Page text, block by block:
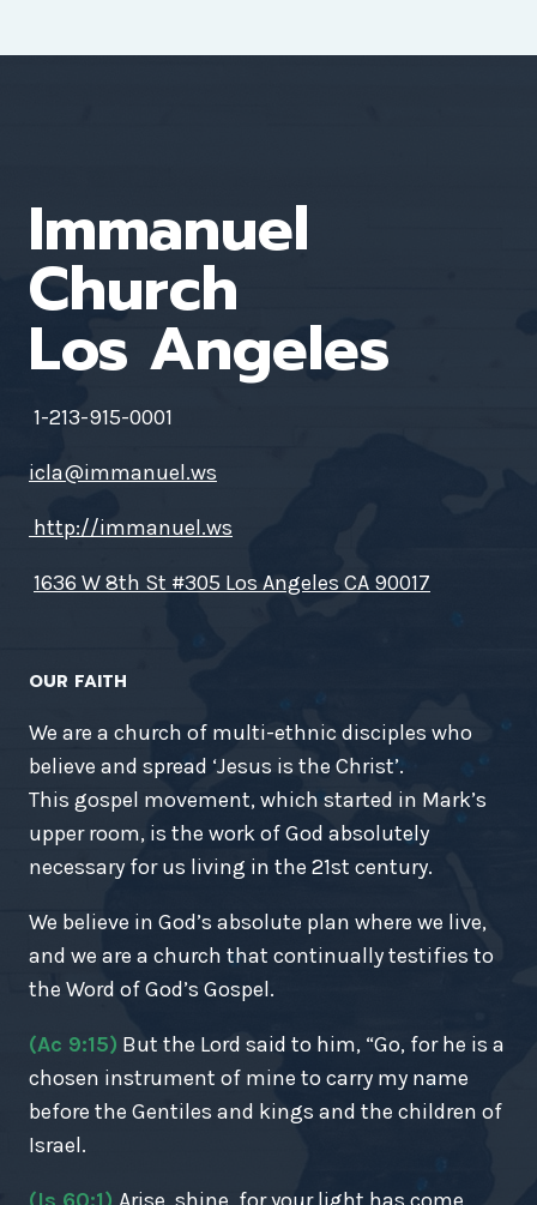
Immanuel
Church
Los Angeles
1-213-915-0001
icla@immanuel.ws
http://immanuel.ws
1636 W 8th St #305 Los Angeles CA 90017
OUR FAITH
We are a church of multi-ethnic disciples who
believe and spread ‘Jesus is the Christ’.
This gospel movement, which started in Mark’s
upper room, is the work of God absolutely
necessary for us living in the 21st century.
We believe in God’s absolute plan where we live,
and we are a church that continually testifies to
the Word of God’s Gospel.
(Ac 9:15) But the Lord said to him, “Go, for he is a
chosen instrument of mine to carry my name
before the Gentiles and kings and the children of
Israel.